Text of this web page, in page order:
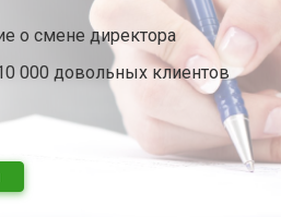
о смене директора
000 довольных клиентов